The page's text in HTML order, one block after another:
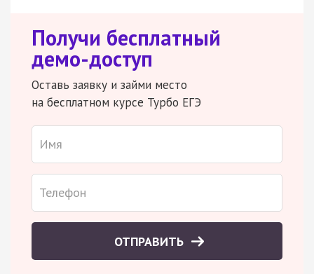
Получи бесплатный
демо-доступ
Оставь заявку и займи место
на бесплатном курсе Турбо ЕГЭ
ОТПРАВИТЬ